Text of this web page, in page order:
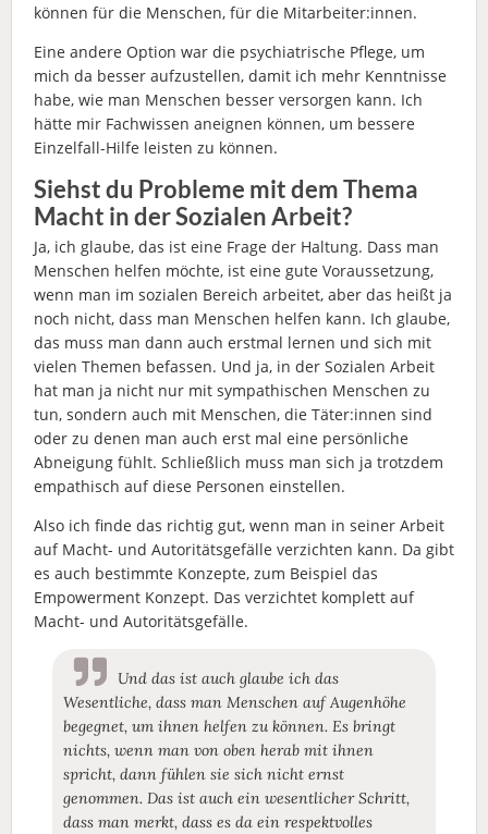
können für die Menschen, für die Mitarbeiter:innen.
Eine andere Option war die psychiatrische Pflege, um
mich da besser aufzustellen, damit ich mehr Kenntnisse
habe, wie man Menschen besser versorgen kann. Ich
hätte mir Fachwissen aneignen können, um bessere
Einzelfall-Hilfe leisten zu können.
Siehst du Probleme mit dem Thema
Macht in der Sozialen Arbeit?
Ja, ich glaube, das ist eine Frage der Haltung. Dass man
Menschen helfen möchte, ist eine gute Voraussetzung,
wenn man im sozialen Bereich arbeitet, aber das heißt ja
noch nicht, dass man Menschen helfen kann. Ich glaube,
das muss man dann auch erstmal lernen und sich mit
vielen Themen befassen. Und ja, in der Sozialen Arbeit
hat man ja nicht nur mit sympathischen Menschen zu
tun, sondern auch mit Menschen, die Täter:innen sind
oder zu denen man auch erst mal eine persönliche
Abneigung fühlt. Schließlich muss man sich ja trotzdem
empathisch auf diese Personen einstellen.
Also ich finde das richtig gut, wenn man in seiner Arbeit
auf Macht- und Autoritätsgefälle verzichten kann. Da gibt
es auch bestimmte Konzepte, zum Beispiel das
Empowerment Konzept. Das verzichtet komplett auf
Macht- und Autoritätsgefälle.
Und das ist auch glaube ich das
Wesentliche, dass man Menschen auf Augenhöhe
begegnet, um ihnen helfen zu können. Es bringt
nichts, wenn man von oben herab mit ihnen
spricht, dann fühlen sie sich nicht ernst
genommen. Das ist auch ein wesentlicher Schritt,
dass man merkt, dass es da ein respektvolles